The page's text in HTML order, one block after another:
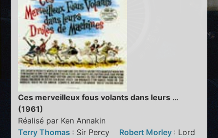
Ces merveilleux fous volants dans leurs …
(1961)
Réalisé par Ken Annakin
Terry Thomas : Sir Percy Robert Morley : Lord